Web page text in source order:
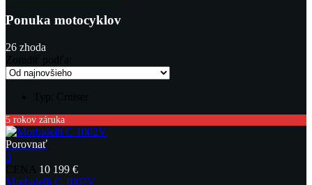
Ponuka motocyklov
26 zhoda
5 rokov záruka
Porovnať
3
10 199 €
Morbidelli C 1002V